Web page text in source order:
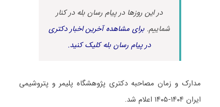
در این روزها در پیام رسان بله در کنار
شماییم.برای مشاهده آخرین اخبار دکتری
در پیام رسان بله کلیک کنید.
مدارک و زمان مصاحبه دکتری پژوهشگاه پلیمر و پتروشیمی
ایران ۱۴۰۴-۱۴۰۵ اعلام شد.